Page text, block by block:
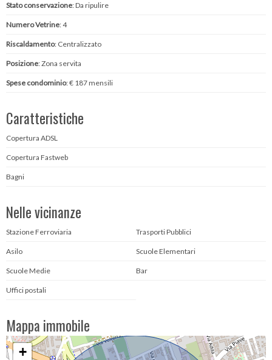
Stato conservazione: Da ripulire
Numero Vetrine: 4
Riscaldamento: Centralizzato
Posizione: Zona servita
Spese condominio: € 187 mensili
Caratteristiche
Copertura ADSL
Copertura Fastweb
Bagni
Nelle vicinanze
Stazione Ferroviaria Trasporti Pubblici
Asilo Scuole Elementari
Scuole Medie Bar
Uffici postali
Mappa immobile
+